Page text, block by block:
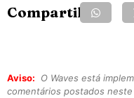
Compartilhe:
Aviso:
O Waves está
comentários postados